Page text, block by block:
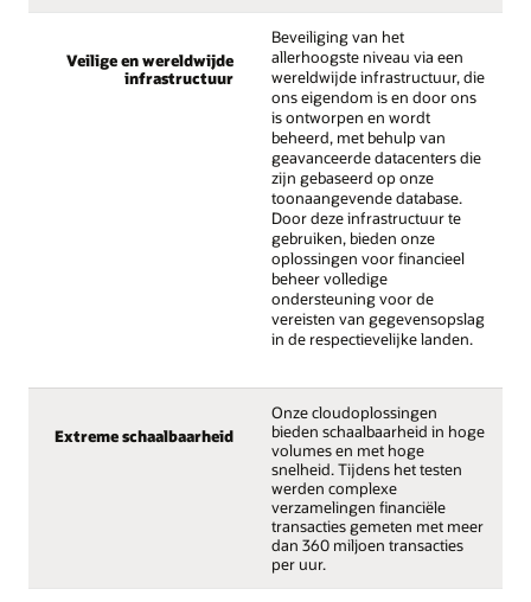
Veilige en wereldwijde
infrastructuur
Beveiliging van het
allerhoogste niveau via een
wereldwijde infrastructuur, die
ons eigendom is en door ons
is ontworpen en wordt
beheerd, met behulp van
geavanceerde datacenters die
zijn gebaseerd op onze
toonaangevende database.
Door deze infrastructuur te
gebruiken, bieden onze
oplossingen voor financieel
beheer volledige
ondersteuning voor de
vereisten van gegevensopslag
in de respectievelijke landen.
Extreme schaalbaarheid
Onze cloudoplossingen
bieden schaalbaarheid in hoge
volumes en met hoge
snelheid. Tijdens het testen
werden complexe
verzamelingen financiële
transacties gemeten met meer
dan 360 miljoen transacties
per uur.